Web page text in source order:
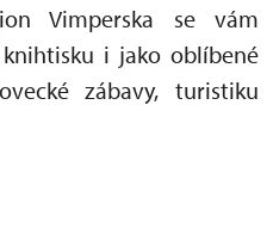
Vimperska se vám
i jako oblíbené
zábavy, turistiku